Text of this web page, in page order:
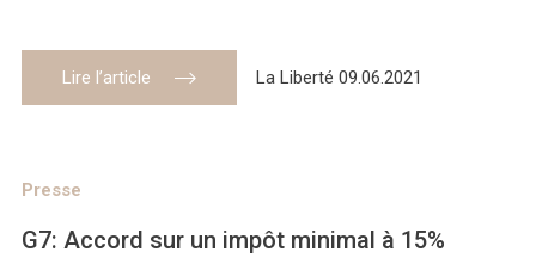
Lire l’article La Liberté 09.06.2021
Presse
G7: Accord sur un impôt minimal à 15%